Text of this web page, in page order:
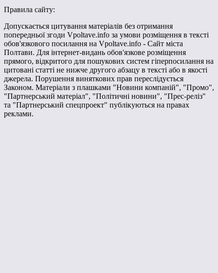
Правила сайту:
Допускається цитування матеріалів без отримання
попередньої згоди Vpoltave.info за умови розміщення в тексті
обов'язкового посилання на Vpoltave.info - Сайт міста
Полтави. Для інтернет-видань обов'язкове розміщення
прямого, відкритого для пошукових систем гіперпосилання на
цитовані статті не нижче другого абзацу в тексті або в якості
джерела. Порушення виняткових прав переслідується
Законом. Матеріали з плашками "Новини компаній", "Промо",
"Партнерський матеріал", "Політичні новини", "Прес-реліз"
та "Партнерський спецпроект" публікуються на правах
реклами.